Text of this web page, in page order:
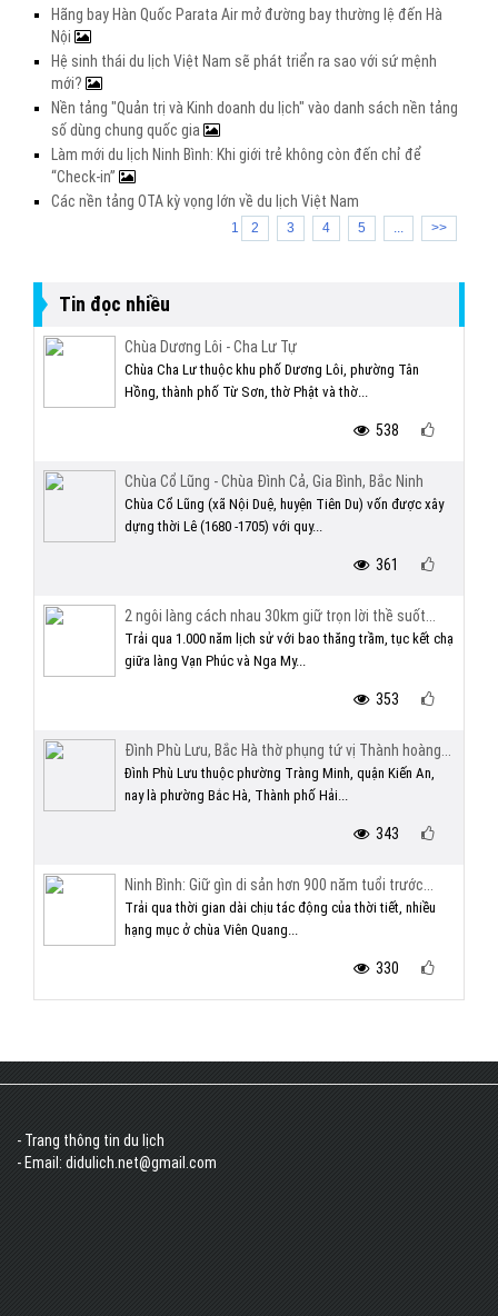
Hãng bay Hàn Quốc Parata Air mở đường bay thường lệ đến Hà
Nội
Hệ sinh thái du lịch Việt Nam sẽ phát triển ra sao với sứ mệnh
mới?
Nền tảng "Quản trị và Kinh doanh du lịch" vào danh sách nền tảng
số dùng chung quốc gia
Làm mới du lịch Ninh Bình: Khi giới trẻ không còn đến chỉ để
“Check-in”
Các nền tảng OTA kỳ vọng lớn về du lịch Việt Nam
1 2 3 4 5 ... >>
Tin đọc nhiều
Chùa Dương Lôi - Cha Lư Tự
Chùa Cha Lư thuộc khu phố Dương Lôi, phường Tân
Hồng, thành phố Từ Sơn, thờ Phật và thờ...
538
Chùa Cổ Lũng - Chùa Đình Cả, Gia Bình, Bắc Ninh
Chùa Cổ Lũng (xã Nội Duệ, huyện Tiên Du) vốn được xây
dựng thời Lê (1680 -1705) với quy...
361
2 ngôi làng cách nhau 30km giữ trọn lời thề suốt...
Trải qua 1.000 năm lịch sử với bao thăng trầm, tục kết chạ
giữa làng Vạn Phúc và Nga My...
353
Đình Phù Lưu, Bắc Hà thờ phụng tứ vị Thành hoàng...
Đình Phù Lưu thuộc phường Tràng Minh, quận Kiến An,
nay là phường Bắc Hà, Thành phố Hải...
343
Ninh Bình: Giữ gìn di sản hơn 900 năm tuổi trước...
Trải qua thời gian dài chịu tác động của thời tiết, nhiều
hạng mục ở chùa Viên Quang...
330
- Trang thông tin du lịch
- Email: didulich.net@gmail.com